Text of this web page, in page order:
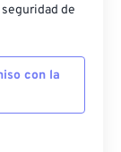
de
con la